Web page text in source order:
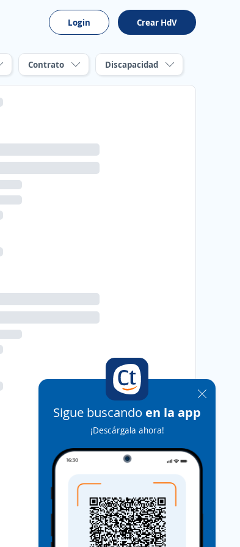
Login Crear HdV
Contrato Discapacidad
Sigue buscando en la app
¡Descárgala ahora!